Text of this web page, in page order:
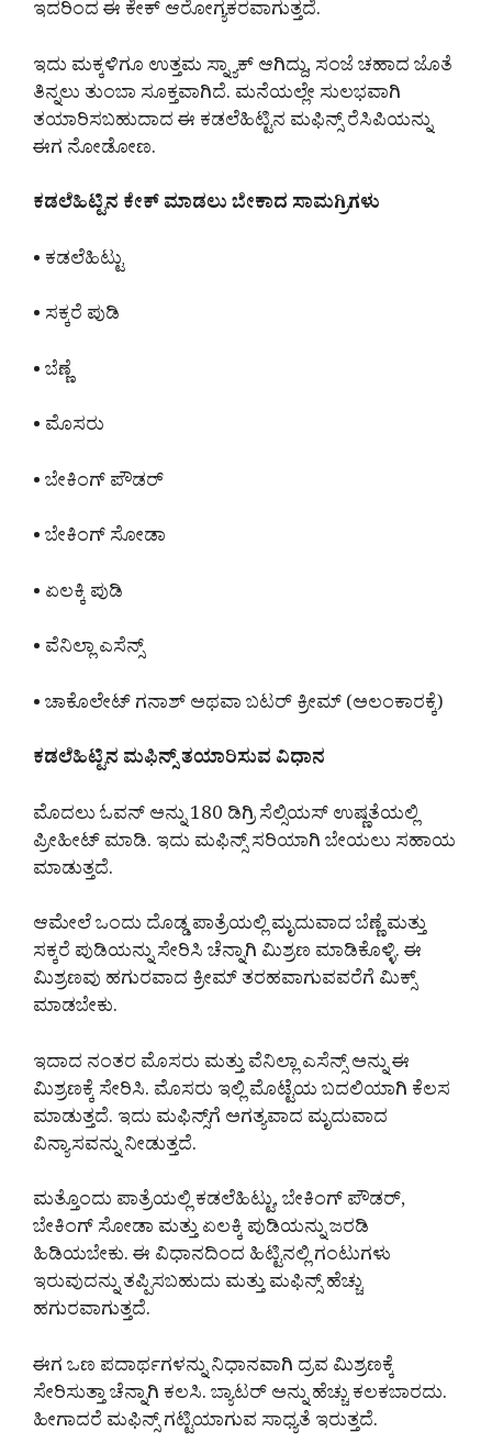
ಇದರಿಂದ ಈ ಕೇಕ್ ಆರೋಗ್ಯಕರವಾಗುತ್ತದೆ.
ಇದು ಮಕ್ಕಳಿಗೂ ಉತ್ತಮ ಸ್ನ್ಯಾಕ್ ಆಗಿದ್ದು, ಸಂಜೆ ಚಹಾದ ಜೊತೆ
ತಿನ್ನಲು ತುಂಬಾ ಸೂಕ್ತವಾಗಿದೆ. ಮನೆಯಲ್ಲೇ ಸುಲಭವಾಗಿ
ತಯಾರಿಸಬಹುದಾದ ಈ ಕಡಲೆಹಿಟ್ಟಿನ ಮಫಿನ್ಸ್ ರೆಸಿಪಿಯನ್ನು
ಈಗ ನೋಡೋಣ.
ಕಡಲೆಹಿಟ್ಟಿನ ಕೇಕ್ ಮಾಡಲು ಬೇಕಾದ ಸಾಮಗ್ರಿಗಳು
• ಕಡಲೆಹಿಟ್ಟು
• ಸಕ್ಕರೆ ಪುಡಿ
• ಬೆಣ್ಣೆ
• ಮೊಸರು
• ಬೇಕಿಂಗ್ ಪೌಡರ್
• ಬೇಕಿಂಗ್ ಸೋಡಾ
• ಏಲಕ್ಕಿ ಪುಡಿ
• ವೆನಿಲ್ಲಾ ಎಸೆನ್ಸ್
• ಚಾಕೊಲೇಟ್ ಗನಾಶ್ ಅಥವಾ ಬಟರ್ ಕ್ರೀಮ್ (ಅಲಂಕಾರಕ್ಕೆ)
ಕಡಲೆಹಿಟ್ಟಿನ ಮಫಿನ್ಸ್ ತಯಾರಿಸುವ ವಿಧಾನ
ಮೊದಲು ಓವನ್ ಅನ್ನು 180 ಡಿಗ್ರಿ ಸೆಲ್ಸಿಯಸ್ ಉಷ್ಣತೆಯಲ್ಲಿ
ಪ್ರೀಹೀಟ್ ಮಾಡಿ. ಇದು ಮಫಿನ್ಸ್ ಸರಿಯಾಗಿ ಬೇಯಲು ಸಹಾಯ
ಮಾಡುತ್ತದೆ.
ಆಮೇಲೆ ಒಂದು ದೊಡ್ಡ ಪಾತ್ರೆಯಲ್ಲಿ ಮೃದುವಾದ ಬೆಣ್ಣೆ ಮತ್ತು
ಸಕ್ಕರೆ ಪುಡಿಯನ್ನು ಸೇರಿಸಿ ಚೆನ್ನಾಗಿ ಮಿಶ್ರಣ ಮಾಡಿಕೊಳ್ಳಿ. ಈ
ಮಿಶ್ರಣವು ಹಗುರವಾದ ಕ್ರೀಮ್ ತರಹವಾಗುವವರೆಗೆ ಮಿಕ್ಸ್
ಮಾಡಬೇಕು.
ಇದಾದ ನಂತರ ಮೊಸರು ಮತ್ತು ವೆನಿಲ್ಲಾ ಎಸೆನ್ಸ್ ಅನ್ನು ಈ
ಮಿಶ್ರಣಕ್ಕೆ ಸೇರಿಸಿ. ಮೊಸರು ಇಲ್ಲಿ ಮೊಟ್ಟೆಯ ಬದಲಿಯಾಗಿ ಕೆಲಸ
ಮಾಡುತ್ತದೆ. ಇದು ಮಫಿನ್ಸ್‌ಗೆ ಅಗತ್ಯವಾದ ಮೃದುವಾದ
ವಿನ್ಯಾಸವನ್ನು ನೀಡುತ್ತದೆ.
ಮತ್ತೊಂದು ಪಾತ್ರೆಯಲ್ಲಿ ಕಡಲೆಹಿಟ್ಟು, ಬೇಕಿಂಗ್ ಪೌಡರ್,
ಬೇಕಿಂಗ್ ಸೋಡಾ ಮತ್ತು ಏಲಕ್ಕಿ ಪುಡಿಯನ್ನು ಜರಡಿ
ಹಿಡಿಯಬೇಕು. ಈ ವಿಧಾನದಿಂದ ಹಿಟ್ಟಿನಲ್ಲಿ ಗಂಟುಗಳು
ಇರುವುದನ್ನು ತಪ್ಪಿಸಬಹುದು ಮತ್ತು ಮಫಿನ್ಸ್ ಹೆಚ್ಚು
ಹಗುರವಾಗುತ್ತದೆ.
ಈಗ ಒಣ ಪದಾರ್ಥಗಳನ್ನು ನಿಧಾನವಾಗಿ ದ್ರವ ಮಿಶ್ರಣಕ್ಕೆ
ಸೇರಿಸುತ್ತಾ ಚೆನ್ನಾಗಿ ಕಲಸಿ. ಬ್ಯಾಟರ್ ಅನ್ನು ಹೆಚ್ಚು ಕಲಕಬಾರದು.
ಹೀಗಾದರೆ ಮಫಿನ್ಸ್ ಗಟ್ಟಿಯಾಗುವ ಸಾಧ್ಯತೆ ಇರುತ್ತದೆ.